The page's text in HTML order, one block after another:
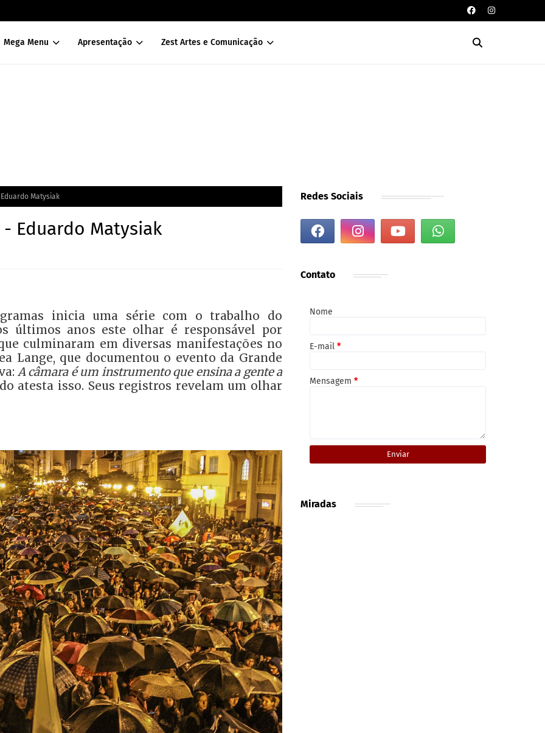
Mega Menu Apresentação Zest Artes e Comunicação
Matysiak
Eduardo Matysiak
inicia uma série com o trabalho do
últimos anos este olhar é responsável por
culminaram em diversas manifestações no
Lange, que documentou o evento da Grande
A câmara é um instrumento que ensina a gente a
atesta isso. Seus registros revelam um olhar
Redes Sociais
Contato
Nome
E-mail *
Mensagem *
Miradas